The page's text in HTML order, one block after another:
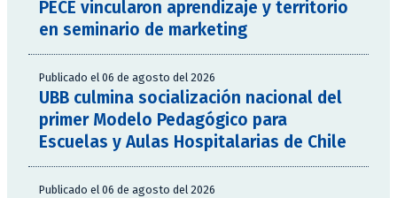
PECE vincularon aprendizaje y territorio
en seminario de marketing
Publicado el 06 de agosto del 2026
UBB culmina socialización nacional del
primer Modelo Pedagógico para
Escuelas y Aulas Hospitalarias de Chile
Publicado el 06 de agosto del 2026